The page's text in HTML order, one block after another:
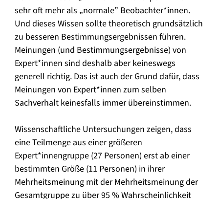
sehr oft mehr als „normale” Beobachter*innen.
Und dieses Wissen sollte theoretisch grundsätzlich
zu besseren Bestimmungsergebnissen führen.
Meinungen (und Bestimmungsergebnisse) von
Expert*innen sind deshalb aber keineswegs
generell richtig. Das ist auch der Grund dafür, dass
Meinungen von Expert*innen zum selben
Sachverhalt keinesfalls immer übereinstimmen.
Wissenschaftliche Untersuchungen zeigen, dass
eine Teilmenge aus einer größeren
Expert*innengruppe (27 Personen) erst ab einer
bestimmten Größe (11 Personen) in ihrer
Mehrheitsmeinung mit der Mehrheitsmeinung der
Gesamtgruppe zu über 95 % Wahrscheinlichkeit